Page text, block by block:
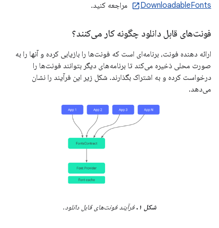
DownloadableFonts
مراجعه کنید.
فونت‌های قابل دانلود چگونه کار می‌کنند؟
ارائه دهنده فونت، برنامه‌ای است که فونت‌ها را بازیابی کرده و آنها را به
صورت محلی ذخیره می‌کند تا برنامه‌های دیگر بتوانند فونت‌ها را
درخواست کرده و به اشتراک بگذارند. شکل زیر این فرآیند را نشان
می‌دهد.
شکل ۱. فرآیند فونت‌های قابل دانلود.